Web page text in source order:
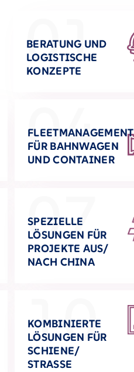
01
BERATUNG UND
LOGISTISCHE
KONZEPTE
04
FLEETMANAGEMENT
FÜR BAHNWAGEN
UND CONTAINER
07
SPEZIELLE
LÖSUNGEN FÜR
PROJEKTE AUS/
NACH CHINA
10
KOMBINIERTE
LÖSUNGEN FÜR
SCHIENE/
STRASSE